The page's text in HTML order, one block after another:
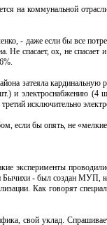
на коммунальной
- даже если бы все
Не спасает, ох, не
затеяла
и электроснабжению
исключительно
если бы опять, не
эксперименты
- был создан МУП,
Как говорят
свой уклад.